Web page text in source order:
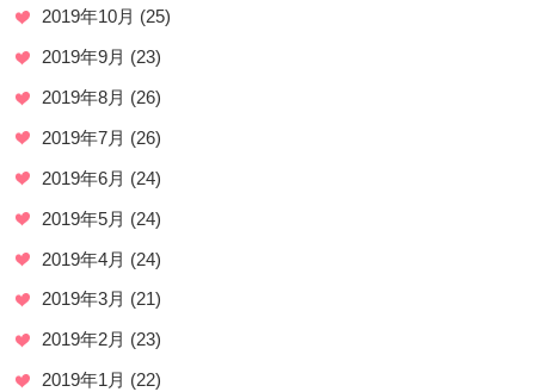
2019年10月 (25)
2019年9月 (23)
2019年8月 (26)
2019年7月 (26)
2019年6月 (24)
2019年5月 (24)
2019年4月 (24)
2019年3月 (21)
2019年2月 (23)
2019年1月 (22)